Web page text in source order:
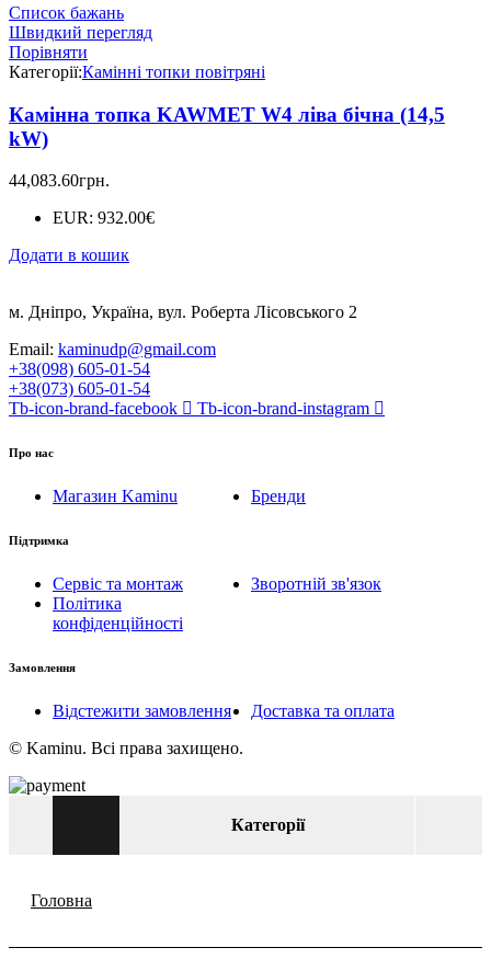
Список бажань
Швидкий перегляд
Порівняти
Категорії:Камінні топки повітряні
Камінна топка KAWMET W4 ліва бічна (14,5
kW)
44,083.60грн.
EUR: 932.00€
Додати в кошик
м. Дніпро, Україна, вул. Роберта Лісовського 2
Email: kaminudp@gmail.com
+38(098) 605-01-54
+38(073) 605-01-54
Tb-icon-brand-facebook
Tb-icon-brand-instagram
Про нас
Магазин Kaminu Бренди
Підтримка
Сервіс та монтаж
Зворотній зв'язок
Політика
конфіденційності
Замовлення
Відстежити замовлення
Доставка та оплата
© Kaminu. Всі права захищено.
Категорії
Головна